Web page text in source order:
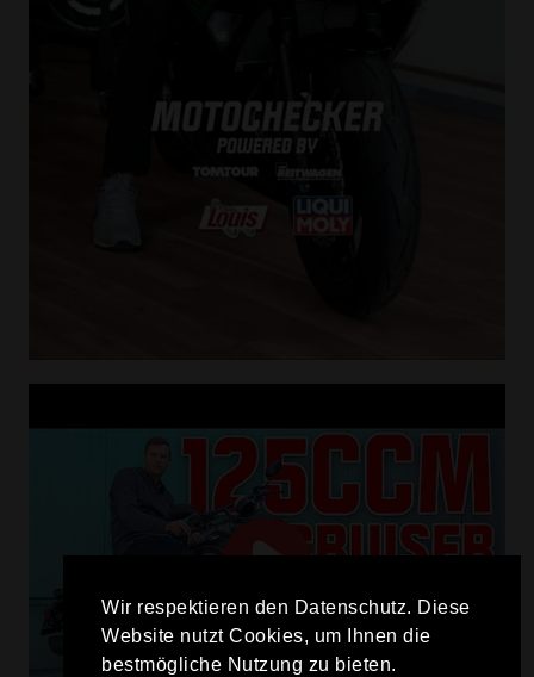
Wir respektieren den Datenschutz. Diese
Website nutzt Cookies, um Ihnen die
bestmögliche Nutzung zu bieten.